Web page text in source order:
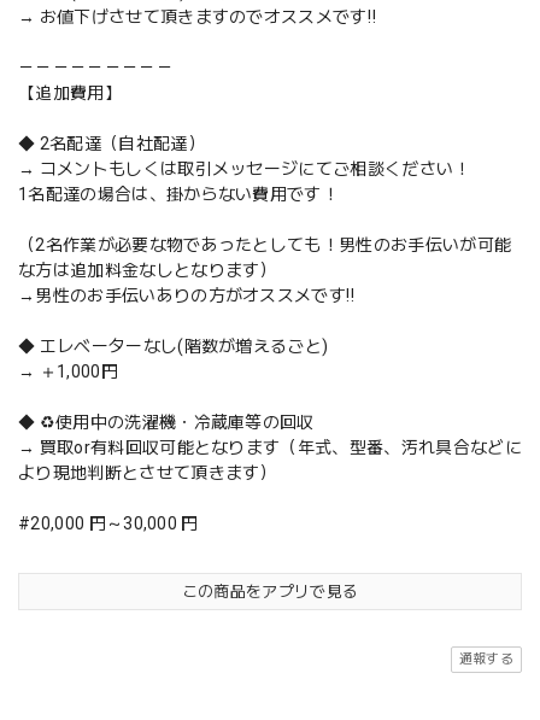
→ お値下げさせて頂きますのでオススメです‼️
－－－－－－－－－
【追加費用】
◆ 2名配達（自社配達）
→ コメントもしくは取引メッセージにてご相談ください！
1名配達の場合は、掛からない費用です！
（2名作業が必要な物であったとしても！男性のお手伝いが可能
な方は追加料金なしとなります）
→男性のお手伝いありの方がオススメです‼️
◆ エレベーターなし(階数が増えるごと)
→ ＋1,000円
◆ ♻️使用中の洗濯機・冷蔵庫等の回収
→ 買取or有料回収可能となります（年式、型番、汚れ具合などに
より現地判断とさせて頂きます）
#20,000 円～30,000 円
この商品をアプリで見る
通報する